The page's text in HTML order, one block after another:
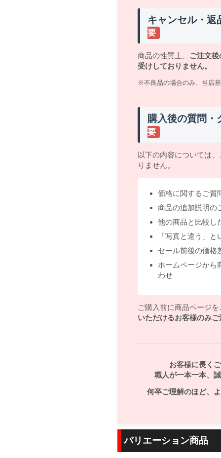
キャンセル・返
要
商品の性質上、 ご注文
受けしておりません。
※不良品の場合のみ、当店
購入後の質問・
要
以下の内容については
りません。
価格に関するご質
商品の追加説明の
他の商品と比較し
「写真と違う」
セール前後の価格
ホームページから
わせ
ご購入前に商品ページ
いただけるお客様のみ
お客様に長く
職人が一本一本、
何卒ご理解のほど、
バリエーション商品